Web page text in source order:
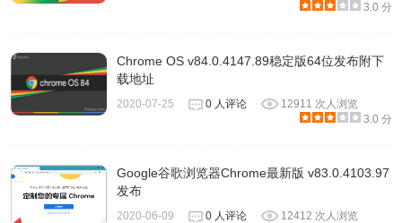
3.0 分
Chrome OS v84.0.4147.89稳定版64位发布附下
载地址
2020-07-25 0 人评论
12911 次人浏览
3.0 分
Google谷歌浏览器Chrome最新版 v83.0.4103.97
发布
2020-06-09 0 人评论
12412 次人浏览